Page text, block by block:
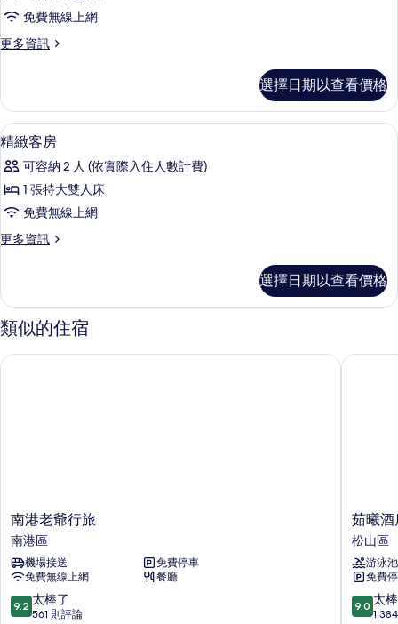
相
片
情
華
套
房
所
有
相
片
免費無線上網
更多資訊
更
套
房
的
情
選擇日期以查看價格
顯
示
精
緻
客
房
所
有
相
片
高級寢具、羽絨被、迷你吧、客房內保
9
精緻客房
可容納 2 人 (依實際入住人數計費)
1 張特大雙人床
免費無線上網
更多資訊
更
客
房
的
情
選擇日期以查看價格
類似的住宿
南
港
老
爺
行
旅
南
南港老爺行旅
南港區
機場接送
免費停車
免費無線上網
餐廳
9.2
分，
9.2 太棒了
561 則評論
南港老爺行旅
茹
曦
酒
店
松
山
區
茹曦酒
松山區
游泳池
免費
9.0
分，
9.0 太
茹曦酒店